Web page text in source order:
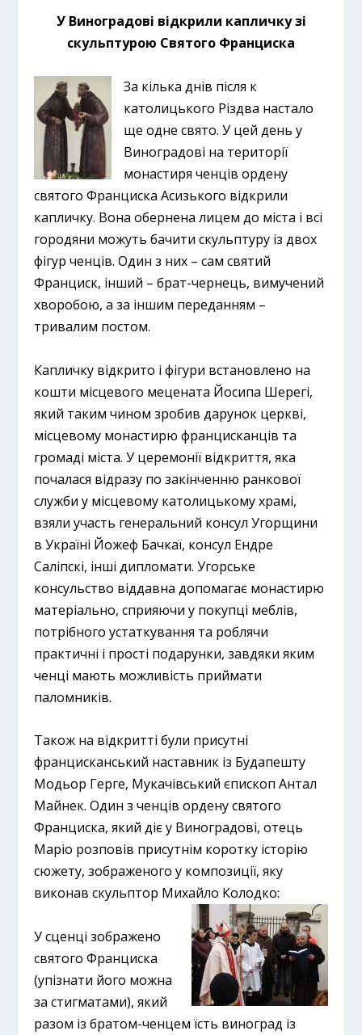
У Виноградові відкрили капличку зі
скульптурою Святого Франциска
За кілька днів після к
католицького Різдва настало
ще одне свято. У цей день у
Виноградові на території
монастиря ченців ордену
святого Франциска Асизького відкрили
капличку. Вона обернена лицем до міста і всі
городяни можуть бачити скульптуру із двох
фігур ченців. Один з них – сам святий
Франциск, інший – брат-чернець, вимучений
хворобою, а за іншим переданням –
тривалим постом.
Капличку відкрито і фігури встановлено на
кошти місцевого мецената Йосипа Шерегі,
який таким чином зробив дарунок церкві,
місцевому монастирю францисканців та
громаді міста. У церемонії відкриття, яка
почалася відразу по закінченню ранкової
служби у місцевому католицькому храмі,
взяли участь генеральний консул Угорщини
в Україні Йожеф Бачкаї, консул Ендре
Саліпскі, інші дипломати. Угорське
консульство віддавна допомагає монастирю
матеріально, сприяючи у покупці меблів,
потрібного устаткування та роблячи
практичні і прості подарунки, завдяки яким
ченці мають можливість приймати
паломників.
Також на відкритті були присутні
францисканський наставник із Будапешту
Модьор Герге, Мукачівський єпископ Антал
Майнек. Один з ченців ордену святого
Франциска, який діє у Виноградові, отець
Маріо розповів присутнім коротку історію
сюжету, зображеного у композиції, яку
виконав скульптор Михайло Колодко:
У сценці зображено
святого Франциска
(упізнати його можна
за стигматами), який
разом із братом-ченцем їсть виноград із